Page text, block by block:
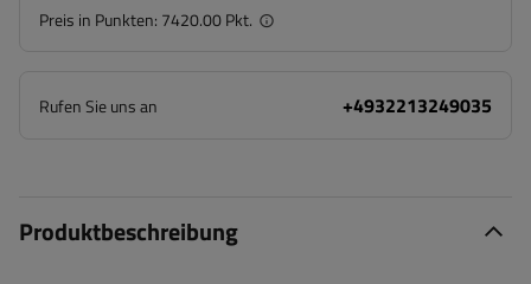
Preis in Punkten: 7420.00 Pkt.
Rufen Sie uns an +4932213249035
Produktbeschreibung